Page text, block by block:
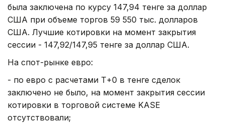
была заключена по курсу 147,94 тенге за доллар
США при объеме торгов 59 550 тыс. долларов
США. Лучшие котировки на момент закрытия
сессии - 147,92/147,95 тенге за доллар США.
На спот-рынке евро:
- по евро с расчетами Т+0 в тенге сделок
заключено не было, на момент закрытия сессии
котировки в торговой системе KASE
отсутствовали;